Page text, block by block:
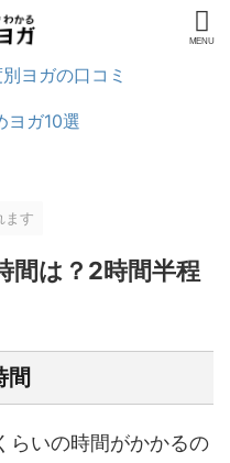
ヨガの口コミ
ヨガ10選
ます
間は？2時間半程
間
らいの時間がかかるの